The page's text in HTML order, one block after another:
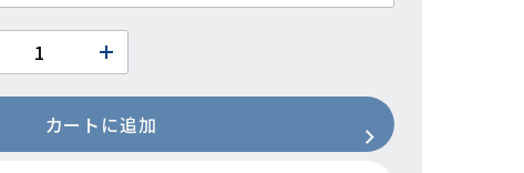
カートに追加